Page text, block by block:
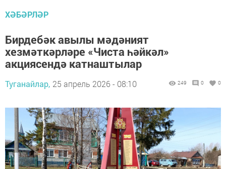
ХӘБӘРЛӘР
Бирдебәк авылы мәдәният
хезмәткәрләре «Чиста һәйкәл»
акциясендә катнаштылар
Туганайлар, 25 апрель 2026 - 08:10 249 0 0